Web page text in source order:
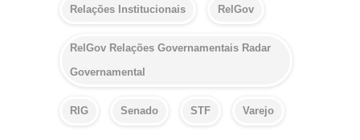
Relações Institucionais RelGov
RelGov Relações Governamentais Radar
Governamental
RIG Senado STF Varejo